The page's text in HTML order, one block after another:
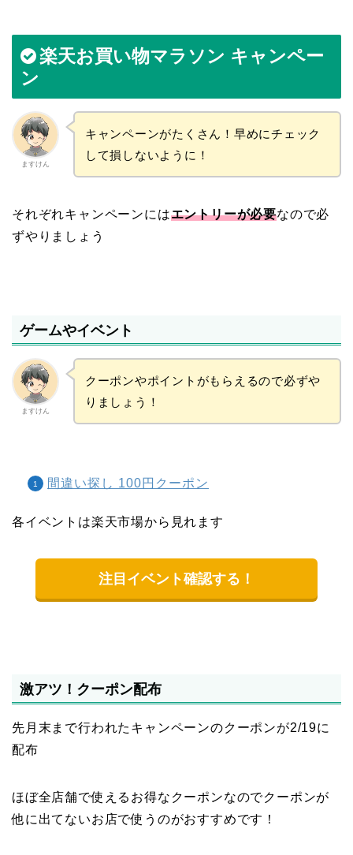
楽天お買い物マラソン キャンペー
ン
ますけん
キャンペーンがたくさん！早めにチェック
して損しないように！
それぞれキャンペーンにはエントリーが必要なので必
ずやりましょう
ゲームやイベント
ますけん
クーポンやポイントがもらえるので必ずや
りましょう！
間違い探し 100円クーポン
各イベントは楽天市場から見れます
注目イベント確認する！
激アツ！クーポン配布
先月末まで行われたキャンペーンのクーポンが2/19に
配布
ほぼ全店舗で使えるお得なクーポンなのでクーポンが
他に出てないお店で使うのがおすすめです！